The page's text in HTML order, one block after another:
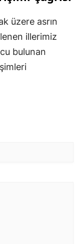
üzere asrın
illerimiz
bulunan